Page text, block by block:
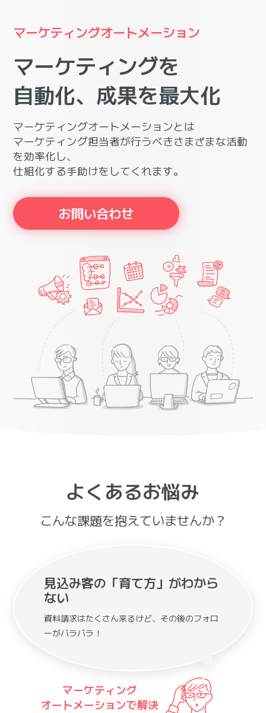
マーケティングオートメーション
マーケティングを
自動化、 成果を最大化
マーケティングオートメーションとは
マーケティング担当者が行うべきさまざまな活動
を効率化し、
仕組化する手助けをしてくれます。
お問い合わせ
よくあるお悩み
こんな課題を抱えていませんか？
見込み客の「育て方」がわから
ない
資料請求はたくさん来るけど、その後のフォロ
ーがバラバラ！
マーケティング
オートメーションで解決